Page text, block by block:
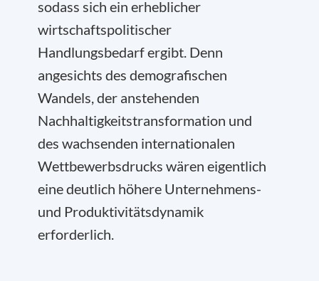
sodass sich ein erheblicher
wirtschaftspolitischer
Handlungsbedarf ergibt. Denn
angesichts des demografischen
Wandels, der anstehenden
Nachhaltigkeitstransformation und
des wachsenden internationalen
Wettbewerbsdrucks wären eigentlich
eine deutlich höhere Unternehmens-
und Produktivitätsdynamik
erforderlich.